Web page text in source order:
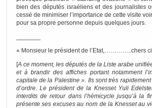
bien des députés israéliens et des journalistes
cessé de minimiser l’importance de cette visite
pour sa propre personne depuis quelques jours.
« Monsieur le président de l’Etat,…………..chers
[A ce moment, les députés de la Liste arabe
et à brandir des affiches portant notamment
capitale de la Palestine ». Ils sont très
d’ordre. Le président de la Knesset Yuli
interdits de retour dans l’hémicycle jusqu’à la
présente ses excuses au nom de la Knesset au